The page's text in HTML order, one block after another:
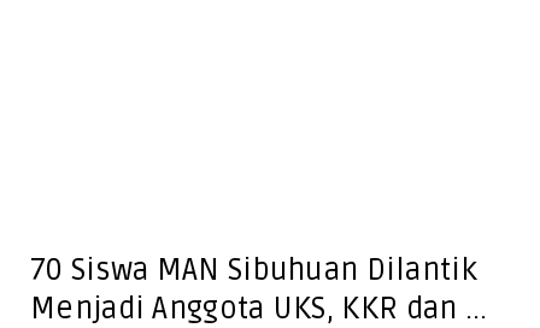
70 Siswa MAN Sibuhuan Dilantik
Menjadi Anggota UKS, KKR dan ...